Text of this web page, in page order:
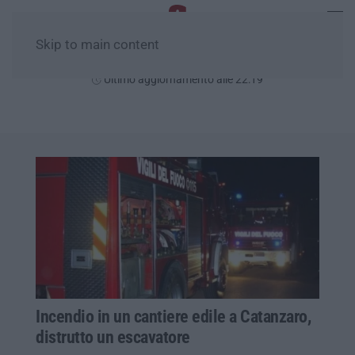
Skip to main content
Ultimo aggiornamento alle 22:19
Incendio in un cantiere edile a Catanzaro,
distrutto un escavatore